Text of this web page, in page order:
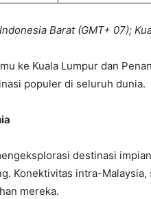
Barat (GMT+ 07);
ke Kuala Lumpur dan
populer di seluruh dunia.
destinasi
Konektivitas intra-
mereka.